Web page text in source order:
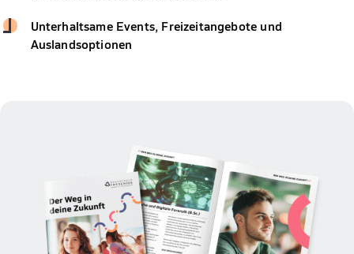
Unterhaltsame Events, Freizeitangebote und
Auslandsoptionen